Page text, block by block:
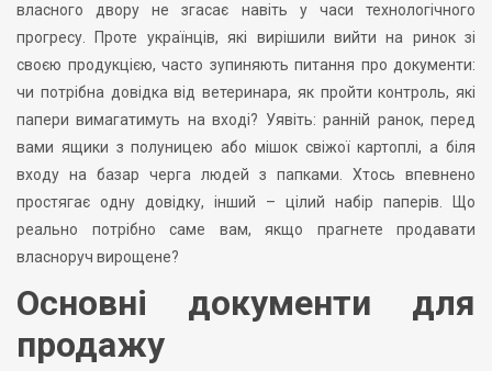
власного двору не згасає навіть у часи технологічного
прогресу. Проте українців, які вирішили вийти на ринок зі
своєю продукцією, часто зупиняють питання про документи:
чи потрібна довідка від ветеринара, як пройти контроль, які
папери вимагатимуть на вході? Уявіть: ранній ранок, перед
вами ящики з полуницею або мішок свіжої картоплі, а біля
входу на базар черга людей з папками. Хтось впевнено
простягає одну довідку, інший – цілий набір паперів. Що
реально потрібно саме вам, якщо прагнете продавати
власноруч вирощене?
Основні документи для
продажу